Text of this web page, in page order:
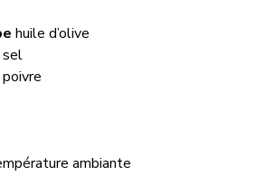
huile d’olive
sel
poivre
ambiante